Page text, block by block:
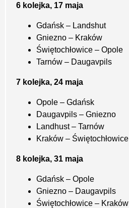
6 kolejka, 17 maja
Gdańsk – Landshut
Gniezno – Kraków
Świętochłowice – Opole
Tarnów – Daugavpils
7 kolejka, 24 maja
Opole – Gdańsk
Daugavpils – Gniezno
Landhust – Tarnów
Kraków – Świętochłowice
8 kolejka, 31 maja
Gdańsk – Opole
Gniezno – Daugavpils
Świętochłowice – Kraków